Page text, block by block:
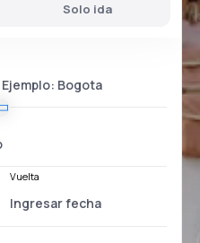
Solo ida
Vuelta